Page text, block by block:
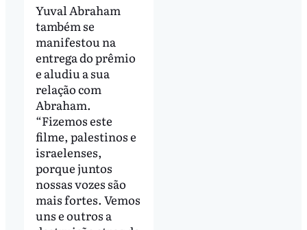
Yuval Abraham
também se
manifestou na
entrega do prêmio
e aludiu a sua
relação com
Abraham.
“Fizemos este
filme, palestinos e
israelenses,
porque juntos
nossas vozes são
mais fortes. Vemos
uns e outros a